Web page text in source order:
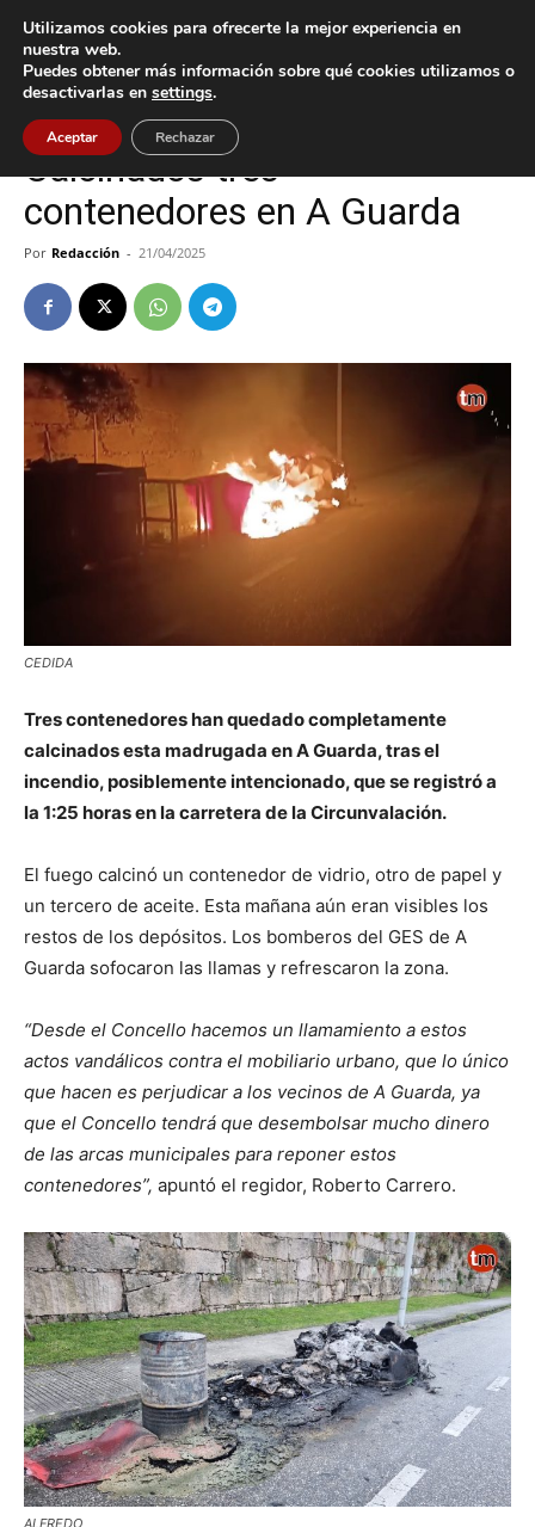
Inicio A Guarda
A Guarda Sucesos
Calcinados tres
contenedores en A Guarda
Por Redacción - 21/04/2025
CEDIDA
Tres contenedores han quedado completamente
calcinados esta madrugada en A Guarda, tras el
incendio, posiblemente intencionado, que se registró a
la 1:25 horas en la carretera de la Circunvalación.
El fuego calcinó un contenedor de vidrio, otro de papel y
un tercero de aceite. Esta mañana aún eran visibles los
restos de los depósitos. Los bomberos del GES de A
Guarda sofocaron las llamas y refrescaron la zona.
“Desde el Concello hacemos un llamamiento a estos
actos vandálicos contra el mobiliario urbano, que lo único
que hacen es perjudicar a los vecinos de A Guarda, ya
que el Concello tendrá que desembolsar mucho dinero
de las arcas municipales para reponer estos
contenedores”, apuntó el regidor, Roberto Carrero.
ALFREDO
Utilizamos cookies para ofrecerte la mejor experiencia en
nuestra web.
Puedes obtener más información sobre qué cookies utilizamos o
desactivarlas en settings.
Aceptar Rechazar